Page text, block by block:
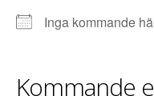
Inga kommande
Kommande